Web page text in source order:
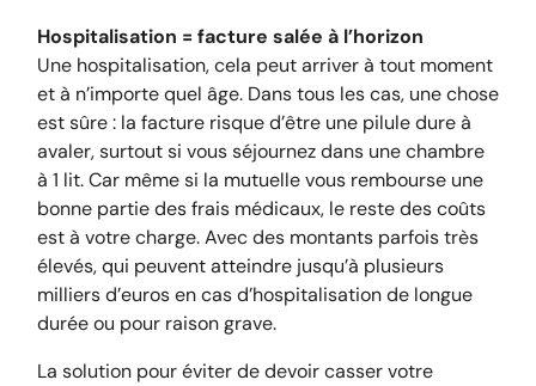
Hospitalisation = facture salée à l’horizon
Une hospitalisation, cela peut arriver à tout moment
et à n’importe quel âge. Dans tous les cas, une chose
est sûre : la facture risque d’être une pilule dure à
avaler, surtout si vous séjournez dans une chambre
à 1 lit. Car même si la mutuelle vous rembourse une
bonne partie des frais médicaux, le reste des coûts
est à votre charge. Avec des montants parfois très
élevés, qui peuvent atteindre jusqu’à plusieurs
milliers d’euros en cas d’hospitalisation de longue
durée ou pour raison grave.
La solution pour éviter de devoir casser votre